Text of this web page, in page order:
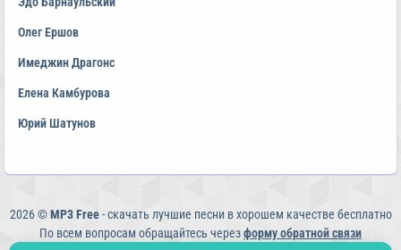
Олег Ершов
Имеджин Драгонс
Елена Камбурова
Юрий Шатунов
2026 ©MP3 Free- скачать лучшие песни в хорошем качестве бесплатно
По всем вопросам обращайтесь черезформу обратной связи